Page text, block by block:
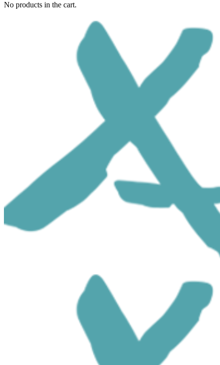
No products in the cart.